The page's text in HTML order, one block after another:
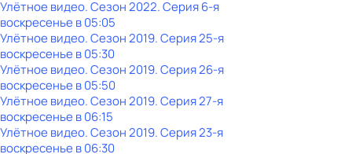
Улётное видео. Сезон 2022. Серия 6-я
воскресенье в05:05
Улётное видео. Сезон 2019. Серия 25-я
воскресенье в05:30
Улётное видео. Сезон 2019. Серия 26-я
воскресенье в05:50
Улётное видео. Сезон 2019. Серия 27-я
воскресенье в06:15
Улётное видео. Сезон 2019. Серия 23-я
воскресенье в06:30